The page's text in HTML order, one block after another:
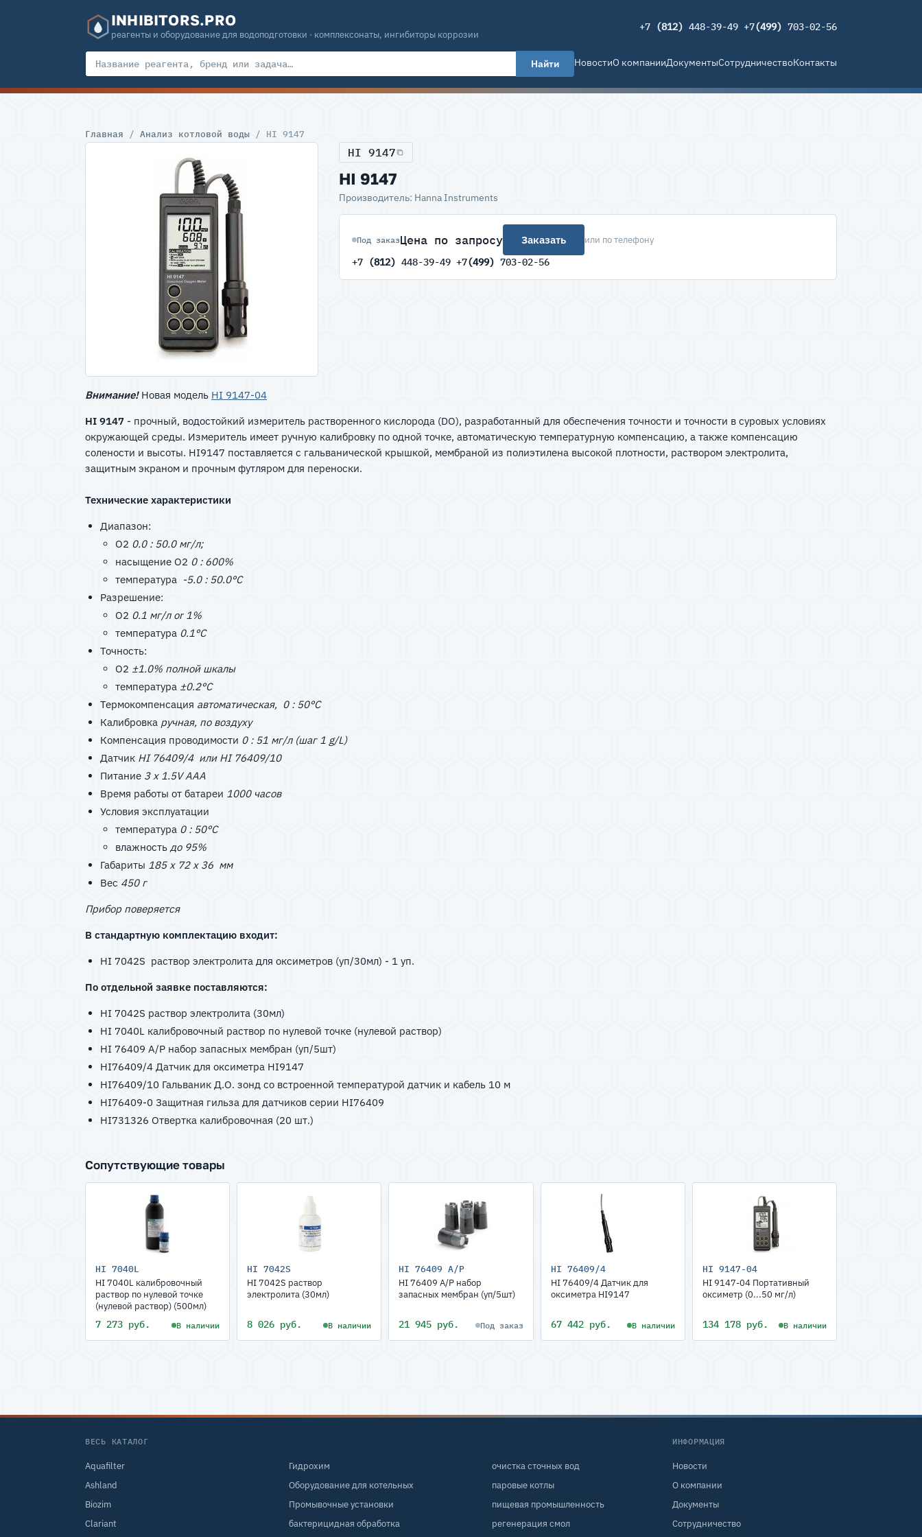
INHIBITORS.PRO
реагенты и оборудование для водоподготовки · комплексонаты, ингибиторы коррозии
+7 (812) 448-39-49 +7(499) 703-02-56
Найти НовостиО компанииДокументыСотрудничествоКонтакты
Главная / Анализ котловой воды / HI 9147
HI 9147
HI 9147
Производитель: Hanna Instruments
Под заказЦена по запросу Заказать или по телефону
+7 (812) 448-39-49 +7(499) 703-02-56
Внимание!Новая модель HI 9147-04
HI 9147 - прочный, водостойкий измеритель растворенного кислорода (DO), разработанный для обеспечения точности и точности в суровых условиях
окружающей среды. Измеритель имеет ручную калибровку по одной точке, автоматическую температурную компенсацию, а также компенсацию
солености и высоты. HI9147 поставляется с гальванической крышкой, мембраной из полиэтилена высокой плотности, раствором электролита,
защитным экраном и прочным футляром для переноски.
Технические характеристики
Диапазон:
O2 0.0 : 50.0 мг/л;
насыщение O2 0 : 600%
температура -5.0 : 50.0°C
Разрешение:
O2 0.1 мг/л or 1%
температура 0.1°C
Точность:
O2 ±1.0% полной шкалы
температура ±0.2°C
Термокомпенсация автоматическая, 0 : 50°C
Калибровка ручная, по воздуху
Компенсация проводимости 0 : 51 мг/л (шаг 1 g/L)
Датчик HI 76409/4 или HI 76409/10
Питание 3 x 1.5V AAA
Время работы от батареи 1000 часов
Условия эксплуатации
температура 0 : 50°C
влажность до 95%
Габариты 185 x 72 x 36 мм
Вес 450 г
Прибор поверяется
В стандартную комплектацию входит:
HI 7042S раствор электролита для оксиметров (уп/30мл) - 1 уп.
По отдельной заявке поставляются:
HI 7042S раствор электролита (30мл)
HI 7040L калибровочный раствор по нулевой точке (нулевой раствор)
HI 76409 A/P набор запасных мембран (уп/5шт)
HI76409/4 Датчик для оксиметра HI9147
HI76409/10 Гальваник Д.О. зонд со встроенной температурой датчик и кабель 10 м
HI76409-0 Защитная гильза для датчиков серии HI76409
HI731326 Отвертка калибровочная (20 шт.)
Сопутствующие товары
HI 7040L
HI 7040L калибровочный
раствор по нулевой точке
(нулевой раствор) (500мл)
7 273 руб. В наличии
HI 7042S
HI 7042S раствор
электролита (30мл)
8 026 руб. В наличии
HI 76409 A/P
HI 76409 A/P набор
запасных мембран (уп/5шт)
21 945 руб. Под заказ
HI 76409/4
HI 76409/4 Датчик для
оксиметра HI9147
67 442 руб. В наличии
HI 9147-04
HI 9147-04 Портативный
оксиметр (0...50 мг/л)
134 178 руб. В наличии
ВЕСЬ КАТАЛОГ
Aquafilter
Ashland
Biozim
Clariant
Гидрохим
Оборудование для котельных
Промывочные установки
бактерицидная обработка
очистка сточных вод
паровые котлы
пищевая промышленность
регенерация смол
ИНФОРМАЦИЯ
Новости
О компании
Документы
Сотрудничество